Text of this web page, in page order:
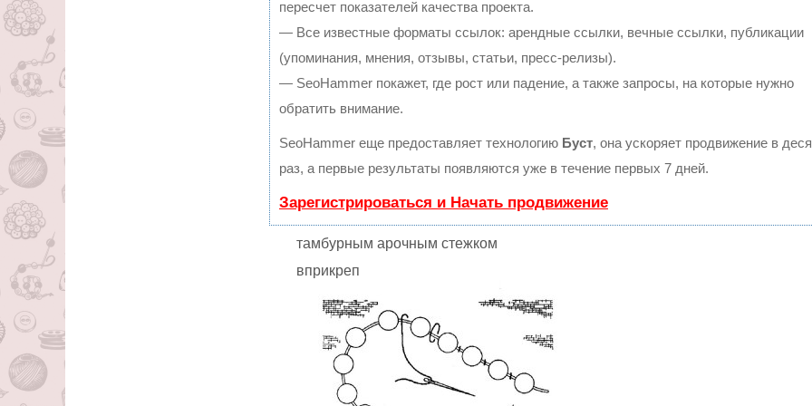
пересчет показателей качества проекта.
— Все известные форматы ссылок: арендные ссылки, вечные ссылки, публикации
(упоминания, мнения, отзывы, статьи, пресс-релизы).
— SeoHammer покажет, где рост или падение, а также запросы, на которые нужно
обратить внимание.
SeoHammer еще предоставляет технологию Буст, она ускоряет продвижение в
раз, а первые результаты появляются уже в течение первых 7 дней.
Зарегистрироваться и Начать продвижение
тамбурным арочным стежком
вприкреп